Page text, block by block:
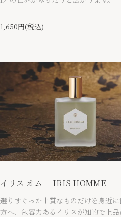
1,650円(税込)
イリス オム -IRIS HOMME-
選りすぐった上質なものだけを身近に
方へ、包容力あるイリスが知的で上品